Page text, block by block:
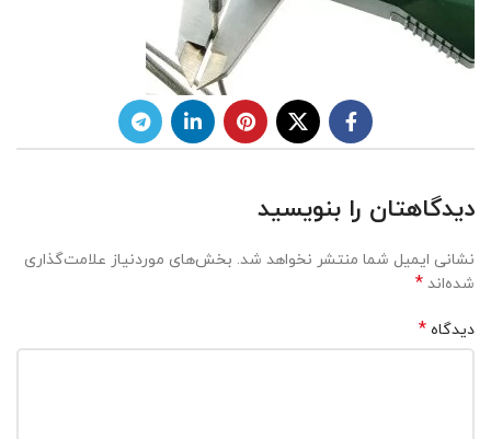
دیدگاهتان را بنویسید
نشانی ایمیل شما منتشر نخواهد شد. بخش‌های موردنیاز علامت‌گذاری
شده‌اند *
دیدگاه *